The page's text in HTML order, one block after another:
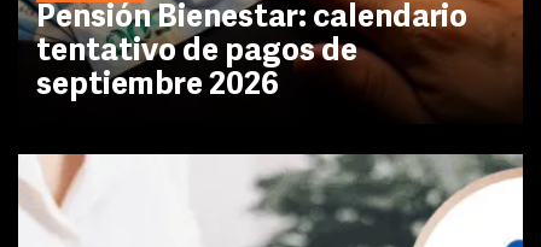
Pensión Bienestar: calendario
tentativo de pagos de
septiembre 2026